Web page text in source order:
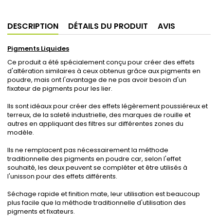
DESCRIPTION DÉTAILS DU PRODUIT AVIS
Pigments Liquides
Ce produit a été spécialement conçu pour créer des effets
d'altération similaires à ceux obtenus grâce aux pigments en
poudre, mais ont l'avantage de ne pas avoir besoin d'un
fixateur de pigments pour les lier.
Ils sont idéaux pour créer des effets légèrement poussiéreux et
terreux, de la saleté industrielle, des marques de rouille et
autres en appliquant des filtres sur différentes zones du
modèle.
Ils ne remplacent pas nécessairement la méthode
traditionnelle des pigments en poudre car, selon l'effet
souhaité, les deux peuvent se compléter et être utilisés à
l'unisson pour des effets différents.
Séchage rapide et finition mate, leur utilisation est beaucoup
plus facile que la méthode traditionnelle d'utilisation des
pigments et fixateurs.